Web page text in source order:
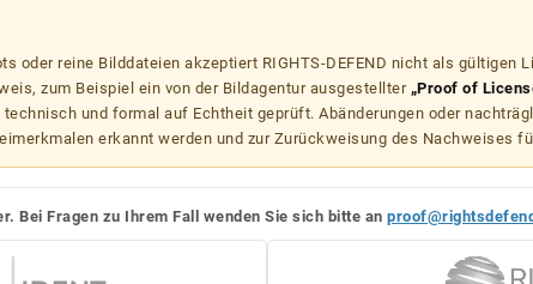
oder reine Bilddateien akzeptiert RIGHTS-DEFEND nicht als gültigen
zum Beispiel ein von der Bildagentur ausgestellter „Proof of
technisch und formal auf Echtheit geprüft. Abänderungen oder
erkannt werden und zur Zurückweisung des Nachweises
Bei Fragen zu Ihrem Fall wenden Sie sich bitte an